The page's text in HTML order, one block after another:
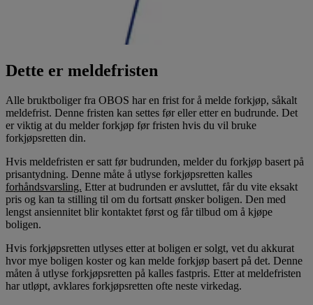
Dette er meldefristen
Alle bruktboliger fra OBOS har en frist for å melde forkjøp, såkalt
meldefrist. Denne fristen kan settes før eller etter en budrunde. Det
er viktig at du melder forkjøp før fristen hvis du vil bruke
forkjøpsretten din.
Hvis meldefristen er satt før budrunden, melder du forkjøp basert på
prisantydning. Denne måte å utlyse forkjøpsretten kalles
forhåndsvarsling. Etter at budrunden er avsluttet, får du vite eksakt
pris og kan ta stilling til om du fortsatt ønsker boligen. Den med
lengst ansiennitet blir kontaktet først og får tilbud om å kjøpe
boligen.
Hvis forkjøpsretten utlyses etter at boligen er solgt, vet du akkurat
hvor mye boligen koster og kan melde forkjøp basert på det. Denne
måten å utlyse forkjøpsretten på kalles fastpris. Etter at meldefristen
har utløpt, avklares forkjøpsretten ofte neste virkedag.